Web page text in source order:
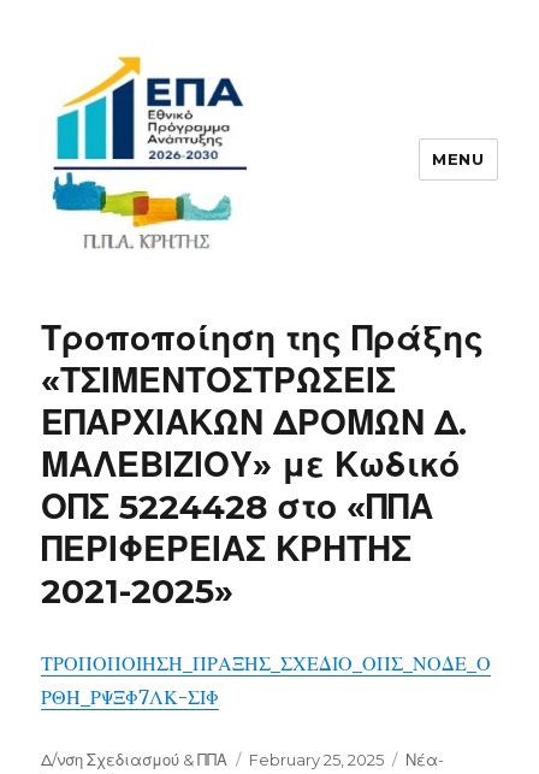
MENU
Τροποποίηση της Πράξης
«ΤΣΙΜΕΝΤΟΣΤΡΩΣΕΙΣ
ΕΠΑΡΧΙΑΚΩΝ ΔΡΟΜΩΝ Δ.
ΜΑΛΕΒΙΖΙΟΥ» με Κωδικό
ΟΠΣ 5224428 στο «ΠΠΑ
ΠΕΡΙΦΕΡΕΙΑΣ ΚΡΗΤΗΣ
2021-2025»
ΤΡΟΠΟΠΟΙΗΣΗ_ΠΡΑΞΗΣ_ΣΧΕΔΙΟ_ΟΠΣ_ΝΟΔΕ_Ο
ΡΘΗ_ΡΨΞΦ7ΛΚ-ΣΙΦ
Author
Δ/νση Σχεδιασμού & ΠΠΑ
Posted
February 25, 2025 Categories
Νέα-